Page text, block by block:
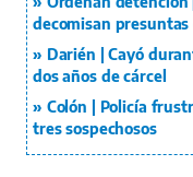
decomisan presuntas
Darién | Cayó
dos años de cárcel
Colón | Policía
tres sospechosos